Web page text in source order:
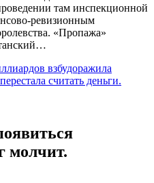
там инспекционной
ревизионным
«Пропажа»
взбудоражила
считать деньги.
молчит.